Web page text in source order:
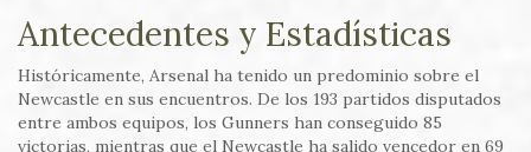
Antecedentes y Estadísticas
Históricamente, Arsenal ha tenido un predominio sobre el
Newcastle en sus encuentros. De los 193 partidos disputados
entre ambos equipos, los Gunners han conseguido 85
victorias, mientras que el Newcastle ha salido vencedor en 69